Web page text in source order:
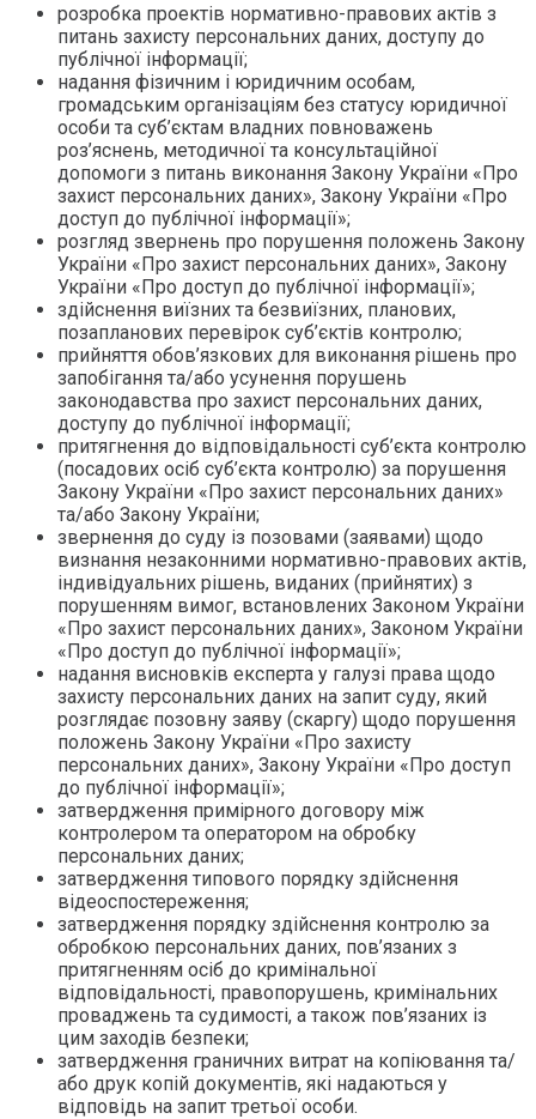
розробка проектів нормативно-правових актів з
питань захисту персональних даних, доступу до
публічної інформації;
надання фізичним і юридичним особам,
громадським організаціям без статусу юридичної
особи та суб’єктам владних повноважень
роз’яснень, методичної та консультаційної
допомоги з питань виконання Закону України «Про
захист персональних даних», Закону України «Про
доступ до публічної інформації»;
розгляд звернень про порушення положень Закону
України «Про захист персональних даних», Закону
України «Про доступ до публічної інформації»;
здійснення виїзних та безвиїзних, планових,
позапланових перевірок суб’єктів контролю;
прийняття обов’язкових для виконання рішень про
запобігання та/або усунення порушень
законодавства про захист персональних даних,
доступу до публічної інформації;
притягнення до відповідальності суб’єкта контролю
(посадових осіб суб’єкта контролю) за порушення
Закону України «Про захист персональних даних»
та/або Закону України;
звернення до суду із позовами (заявами) щодо
визнання незаконними нормативно-правових актів,
індивідуальних рішень, виданих (прийнятих) з
порушенням вимог, встановлених Законом України
«Про захист персональних даних», Законом України
«Про доступ до публічної інформації»;
надання висновків експерта у галузі права щодо
захисту персональних даних на запит суду, який
розглядає позовну заяву (скаргу) щодо порушення
положень Закону України «Про захисту
персональних даних», Закону України «Про доступ
до публічної інформації»;
затвердження примірного договору між
контролером та оператором на обробку
персональних даних;
затвердження типового порядку здійснення
відеоспостереження;
затвердження порядку здійснення контролю за
обробкою персональних даних, пов’язаних з
притягненням осіб до кримінальної
відповідальності, правопорушень, кримінальних
проваджень та судимості, а також пов’язаних із
цим заходів безпеки;
затвердження граничних витрат на копіювання та/
або друк копій документів, які надаються у
відповідь на запит третьої особи.